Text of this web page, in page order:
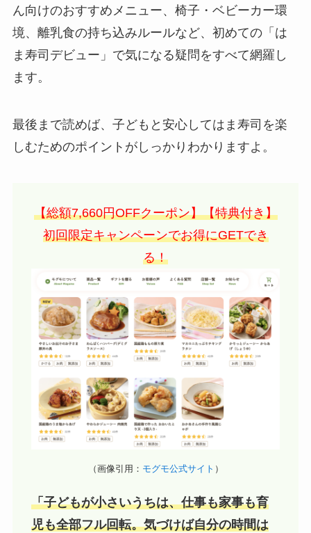
ん向けのおすすめメニュー、椅子・ベビーカー環
境、離乳食の持ち込みルールなど、初めての「は
ま寿司デビュー」で気になる疑問をすべて網羅し
ます。
最後まで読めば、子どもと安心してはま寿司を楽
しむためのポイントがしっかりわかりますよ。
【総額7,660円OFFクーポン】【特典付き】
初回限定キャンペーンでお得にGETでき
る！
（画像引用： モグモ公式サイト ）
「子どもが小さいうちは、仕事も家事も育
児も全部フル回転。気づけば自分の時間は